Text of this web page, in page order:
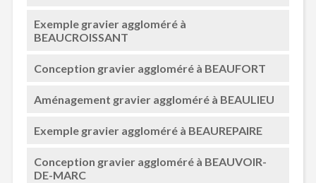
Exemple gravier aggloméré à
BEAUCROISSANT
Conception gravier aggloméré à BEAUFORT
Aménagement gravier aggloméré à BEAULIEU
Exemple gravier aggloméré à BEAUREPAIRE
Conception gravier aggloméré à BEAUVOIR-
DE-MARC